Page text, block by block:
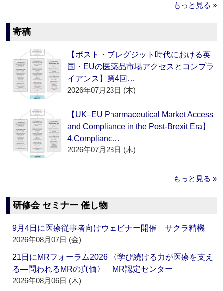
もっと見る »
寄稿
【ポスト・ブレグジット時代における英
国・EUの医薬品市場アクセスとコンプラ
イアンス】第4回…
2026年07月23日 (木)
【UK–EU Pharmaceutical Market Access
and Compliance in the Post-Brexit Era】
4.Complianc…
2026年07月23日 (木)
もっと見る »
研修会 セミナー 催し物
9月4日に医療従事者向けウェビナー開催 サクラ精機
2026年08月07日 (金)
21日にMRフォーラム2026 〈学び続ける力が医療を支え
る―問われるMRの真価〉 MR認定センター
2026年08月06日 (木)